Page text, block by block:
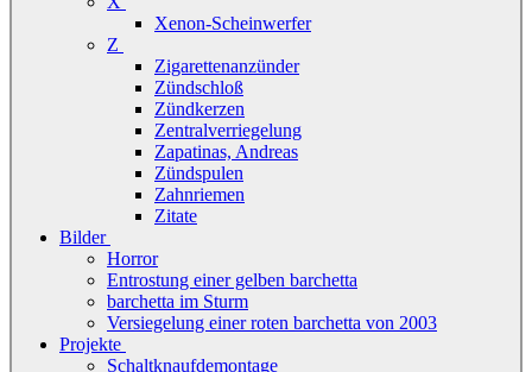
Xenon-Scheinwerfer
Z
Zigarettenanzünder
Zündschloß
Zündkerzen
Zentralverriegelung
Zapatinas, Andreas
Zündspulen
Zahnriemen
Zitate
Bilder
Horror
Entrostung einer gelben barchetta
barchetta im Sturm
Versiegelung einer roten barchetta von 2003
Projekte
Schaltknaufdemontage